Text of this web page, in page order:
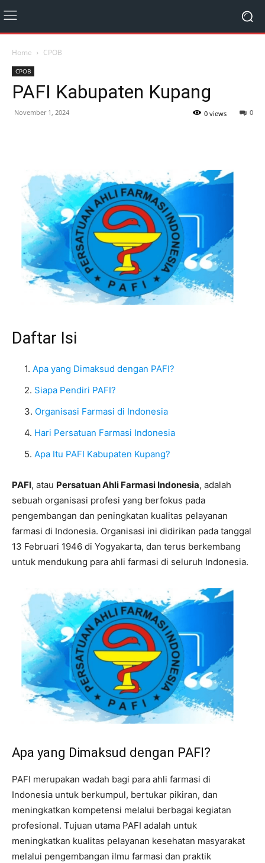
Home CPOB
CPOB
PAFI Kabupaten Kupang
November 1, 2024 0
0 views
Daftar Isi
Apa yang Dimaksud dengan PAFI?
Siapa Pendiri PAFI?
Organisasi Farmasi di Indonesia
Hari Persatuan Farmasi Indonesia
Apa Itu PAFI Kabupaten Kupang?
PAFI, atau Persatuan Ahli Farmasi Indonesia, adalah
sebuah organisasi profesi yang berfokus pada
pengembangan dan peningkatan kualitas pelayanan
farmasi di Indonesia. Organisasi ini didirikan pada tanggal
13 Februari 1946 di Yogyakarta, dan terus berkembang
untuk mendukung para ahli farmasi di seluruh Indonesia.
Apa yang Dimaksud dengan PAFI?
PAFI merupakan wadah bagi para ahli farmasi di
Indonesia untuk berkumpul, bertukar pikiran, dan
meningkatkan kompetensi melalui berbagai kegiatan
profesional. Tujuan utama PAFI adalah untuk
meningkatkan kualitas pelayanan kesehatan masyarakat
melalui pengembangan ilmu farmasi dan praktik